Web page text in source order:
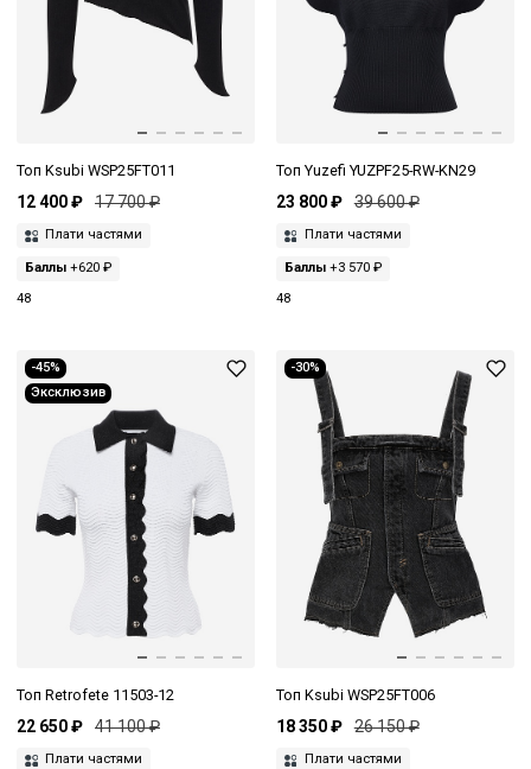
Топ Ksubi WSP25FT011
12 400 ₽ 17 700 ₽
Плати частями
Баллы +620 ₽
48
Топ Yuzefi YUZPF25-RW-KN29
23 800 ₽ 39 600 ₽
Плати частями
Баллы+3 570 ₽
48
-45%
Эксклюзив
Топ Retrofete 11503-12
22 650 ₽ 41 100 ₽
Плати частями
-30%
Топ Ksubi WSP25FT006
18 350 ₽ 26 150 ₽
Плати частями